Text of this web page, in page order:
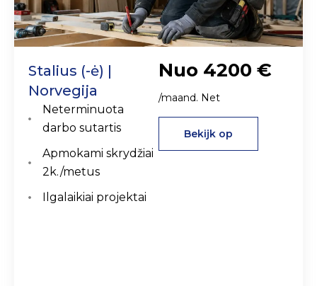
Stalius (-ė) |
Norvegija
Neterminuota
darbo sutartis
Apmokami skrydžiai
2k./metus
Ilgalaikiai projektai
Nuo 4200 €
/maand. Net
Bekijk op